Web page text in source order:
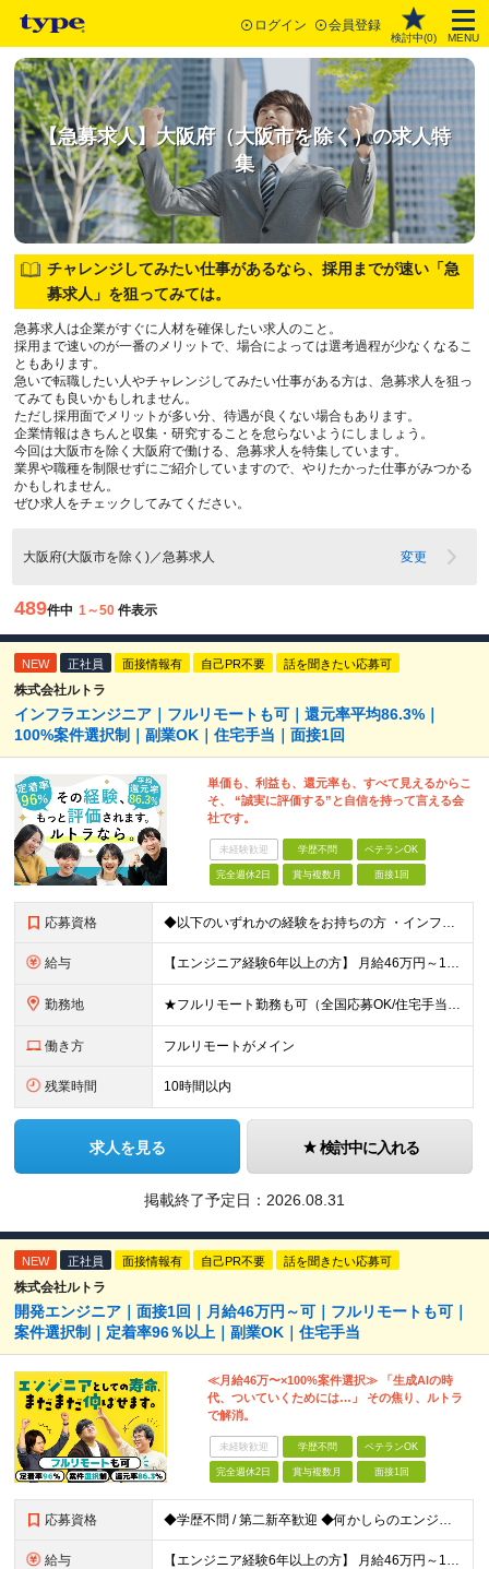
ログイン 会員登録
検討中(0) MENU
【急募求人】大阪府（大阪市を除く）の求人特
集
チャレンジしてみたい仕事があるなら、採用までが速い「急
募求人」を狙ってみては。
急募求人は企業がすぐに人材を確保したい求人のこと。
採用まで速いのが一番のメリットで、場合によっては選考過程が少なくなるこ
ともあります。
急いで転職したい人やチャレンジしてみたい仕事がある方は、急募求人を狙っ
てみても良いかもしれません。
ただし採用面でメリットが多い分、待遇が良くない場合もあります。
企業情報はきちんと収集・研究することを怠らないようにしましょう。
今回は大阪市を除く大阪府で働ける、急募求人を特集しています。
業界や職種を制限せずにご紹介していますので、やりたかった仕事がみつかる
かもしれません。
ぜひ求人をチェックしてみてください。
大阪府(大阪市を除く)／急募求人 変更
489件中 1～50 件表示
NEW 正社員 面接情報有 自己PR不要 話を聞きたい応募可
株式会社ルトラ
インフラエンジニア｜フルリモートも可｜還元率平均86.3%｜
100%案件選択制｜副業OK｜住宅手当｜面接1回
単価も、利益も、還元率も、すべて見えるからこ
そ、 “誠実に評価する”と自信を持って言える会
社です。
未経験歓迎 学歴不問 ベテランOK
完全週休2日 賞与複数月 面接1回
応募資格 ◆以下のいずれかの経験をお持ちの方 ・インフラ設計・構築の実務経験（オンプレ/クラウドどちらもOK） ・クラウド環境下での運用保守に関する実務経験 ◆学歴不問 ＜こんな方は特に歓迎します＞ ◎これま
給与 【エンジニア経験6年以上の方】 月給46万円～100万円（固定残業代含む） ※上記月給には月30時間分の固定残業代（月8万7,400円～月19万円）を含む。超過分は全額支給。 【エンジニア経験4年以
勤務地 ★フルリモート勤務も可（全国応募OK/住宅手当を支給します） ※案件によって常駐が必要になる場合があります。 ※希望がない限り、転勤はありません ※U・Iターン歓迎 ★ルトラの社員は全国各地で活躍中
働き方 フルリモートがメイン
残業時間 10時間以内
求人を見る 検討中に入れる
掲載終了予定日： 2026.08.31
NEW 正社員 面接情報有 自己PR不要 話を聞きたい応募可
株式会社ルトラ
開発エンジニア｜面接1回｜月給46万円～可｜フルリモートも可｜
案件選択制｜定着率96％以上｜副業OK｜住宅手当
≪月給46万〜×100%案件選択≫ 「生成AIの時
代、ついていくためには…」 その焦り、ルトラ
で解消。
未経験歓迎 学歴不問 ベテランOK
完全週休2日 賞与複数月 面接1回
応募資格 ◆学歴不問 / 第二新卒歓迎 ◆何かしらのエンジニア経験をお持ちの方 （言語・期間・フェーズ不問） 経験浅めの方も遠慮なくご応募ください！ ■入社前Q＆A ────── ◎実力に見合った報酬が手に
給与 【エンジニア経験6年以上の方】 月給46万円～100万円（固定残業代含む） ※上記月給には月30時間分の固定残業代（月8万7,400円～月19万円）を含む。超過分は全額支給。 【エンジニア経験4年以